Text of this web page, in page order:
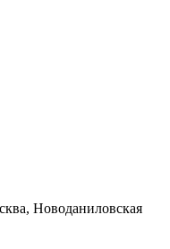
Новоданиловская